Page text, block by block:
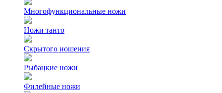
Многофункциональные ножи
Ножи танто
Скрытого ношения
Рыбацкие ножи
Филейные ножи